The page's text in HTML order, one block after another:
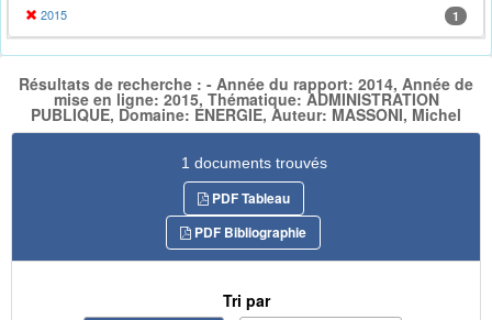
2015 1
Résultats de recherche : - Année du rapport: 2014, Année de
mise en ligne: 2015, Thématique: ADMINISTRATION
PUBLIQUE, Domaine: ENERGIE, Auteur: MASSONI, Michel
1 documents trouvés
PDF Tableau
PDF Bibliographie
Tri par